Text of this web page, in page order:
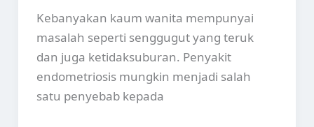
Kebanyakan kaum wanita mempunyai
masalah seperti senggugut yang teruk
dan juga ketidaksuburan. Penyakit
endometriosis mungkin menjadi salah
satu penyebab kepada